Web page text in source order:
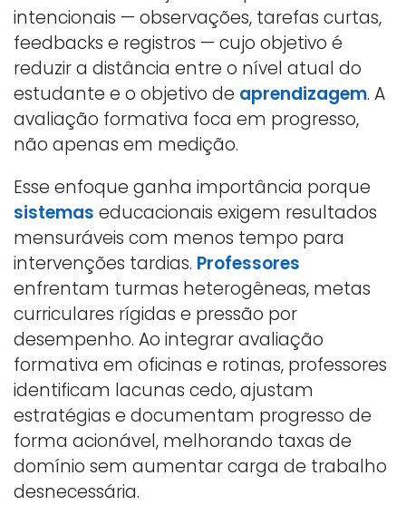
intencionais — observações, tarefas curtas,
feedbacks e registros — cujo objetivo é
reduzir a distância entre o nível atual do
estudante e o objetivo de aprendizagem. A
avaliação formativa foca em progresso,
não apenas em medição.
Esse enfoque ganha importância porque
sistemas educacionais exigem resultados
mensuráveis com menos tempo para
intervenções tardias. Professores
enfrentam turmas heterogêneas, metas
curriculares rígidas e pressão por
desempenho. Ao integrar avaliação
formativa em oficinas e rotinas, professores
identificam lacunas cedo, ajustam
estratégias e documentam progresso de
forma acionável, melhorando taxas de
domínio sem aumentar carga de trabalho
desnecessária.